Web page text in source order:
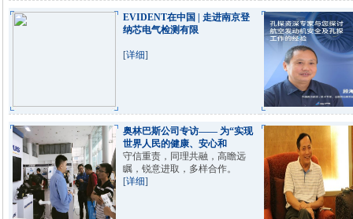
EVIDENT在中国 | 走进南京登
纳芯电气检测有限
[详细]
奥林巴斯公司专访—— 为“实现
世界人民的健康、安心和
守信重责，同理共融，高瞻远
瞩，锐意进取，多样合作。
[详细]